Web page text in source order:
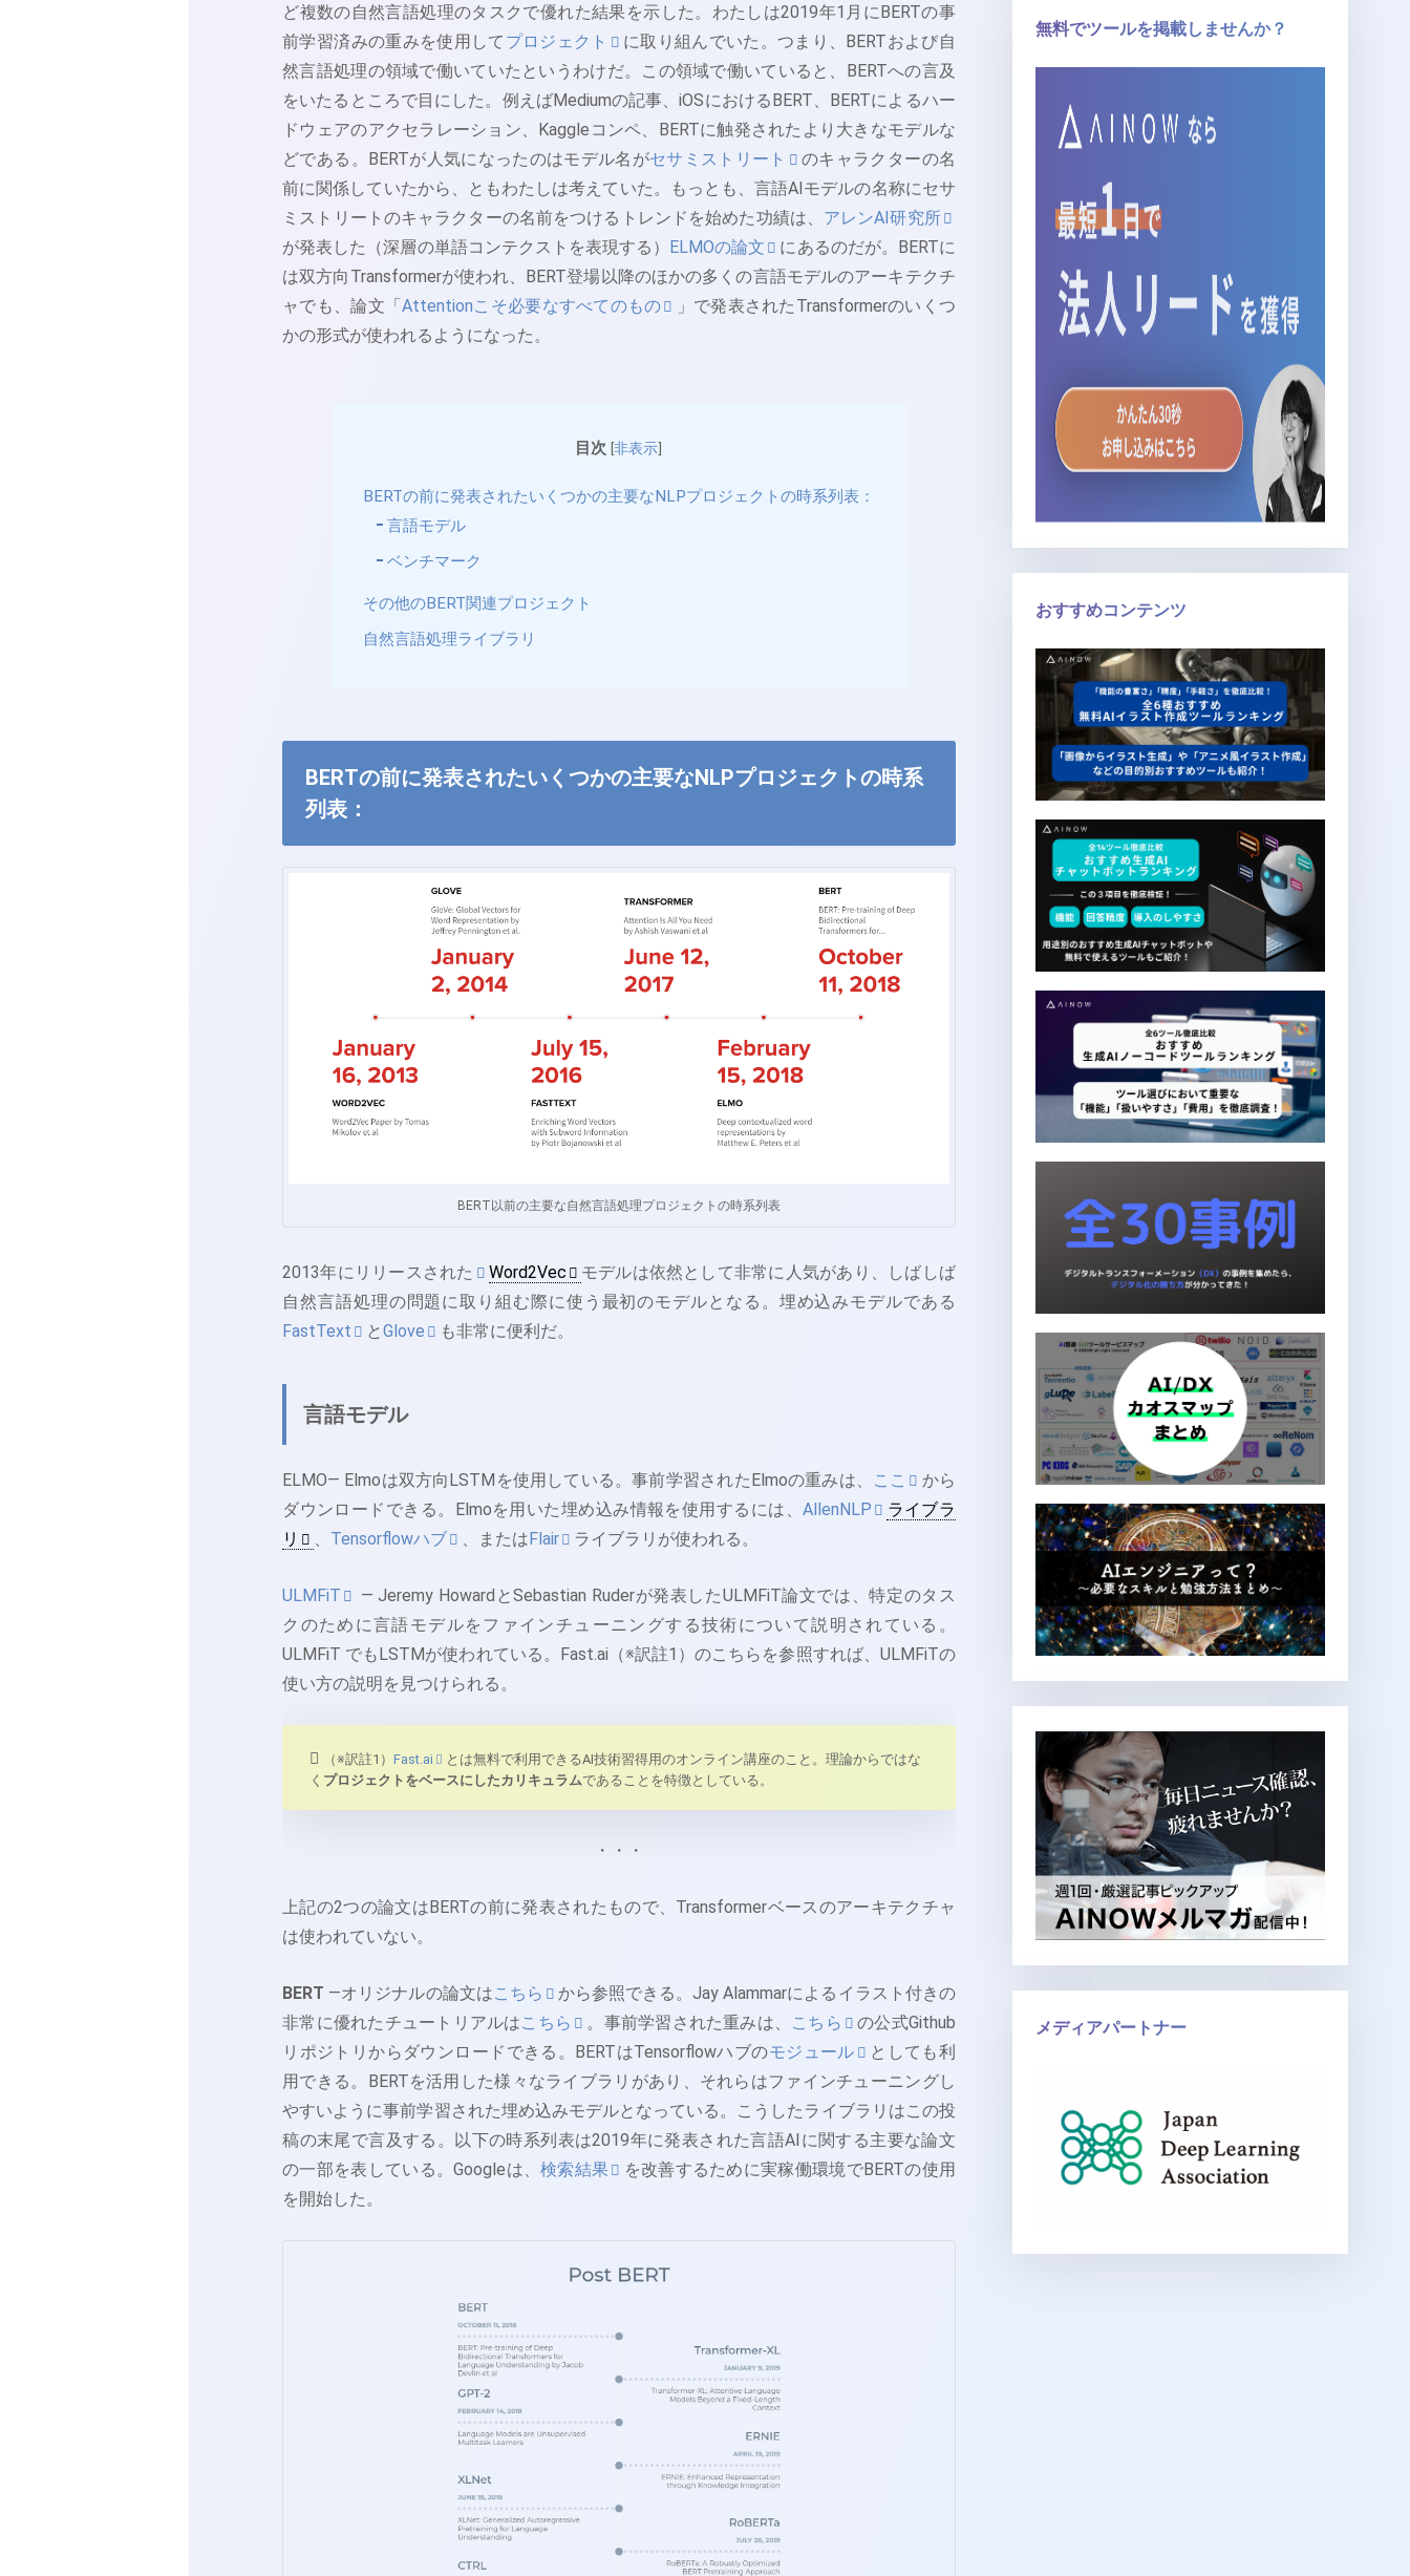
ど複数の自然言語処理のタスクで優れた結果を示した。わたしは2019年1月にBERTの事
前学習済みの重みを使用して プロジェクト
に取り組んでいた。つまり、BERTおよび自
然言語処理の領域で働いていたというわけだ。この領域で働いていると、BERTへの言及
をいたるところで目にした。例えばMediumの記事、iOSにおけるBERT、BERTによるハー
ドウェアのアクセラレーション、Kaggleコンペ、BERTに触発されたより大きなモデルな
どである。BERTが人気になったのはモデル名がセサミストリート
のキャラクターの名
前に関係していたから、ともわたしは考えていた。もっとも、言語AIモデルの名称にセサ
ミストリートのキャラクターの名前をつけるトレンドを始めた功績は、 アレンAI研究所
が発表した（深層の単語コンテクストを表現する） ELMOの論文
にあるのだが。BERTに
は双方向Transformerが使われ、BERT登場以降のほかの多くの言語モデルのアーキテクチ
ャでも、論文「Attentionこそ必要なすべてのもの
」で発表されたTransformerのいくつ
かの形式が使われるようになった。
目次 [非表示]
BERTの前に発表されたいくつかの主要なNLPプロジェクトの時系列表：
言語モデル
ベンチマーク
その他のBERT関連プロジェクト
自然言語処理ライブラリ
BERTの前に発表されたいくつかの主要なNLPプロジェクトの時系
列表：
BERT以前の主要な自然言語処理プロジェクトの時系列表
2013年にリリースされた Word2Vec
モデルは依然として非常に人気があり、しばしば
自然言語処理の問題に取り組む際に使う最初のモデルとなる。埋め込みモデルである
FastText
とGlove も非常に便利だ。
言語モデル
ELMO— Elmoは双方向LSTMを使用している。事前学習されたElmoの重みは、 ここ
から
ダウンロードできる。Elmoを用いた埋め込み情報を使用するには、AllenNLP
ライブラ
リ
、 Tensorflowハブ 、または Flair ライブラリが使われる。
ULMFiT
— Jeremy HowardとSebastian Ruderが発表したULMFiT論文では、特定のタス
クのために言語モデルをファインチューニングする技術について説明されている。
ULMFiT でもLSTMが使われている。Fast.ai（※訳註1）のこちらを参照すれば、ULMFiTの
使い方の説明を見つけられる。
（※訳註1）Fast.ai
とは無料で利用できるAI技術習得用のオンライン講座のこと。理論からではな
く プロジェクトをベースにしたカリキュラムであることを特徴としている。
・・・
上記の2つの論文はBERTの前に発表されたもので、Transformerベースのアーキテクチャ
は使われていない。
BERT —オリジナルの論文はこちら
から参照できる。Jay Alammarによるイラスト付きの
非常に優れたチュートリアルはこちら 。事前学習された重みは、 こちら
の公式Github
リポジトリからダウンロードできる。BERTはTensorflowハブのモジュール
としても利
用できる。BERTを活用した様々なライブラリがあり、それらはファインチューニングし
やすいように事前学習された埋め込みモデルとなっている。こうしたライブラリはこの投
稿の末尾で言及する。以下の時系列表は2019年に発表された言語AIに関する主要な論文
の一部を表している。Googleは、検索結果
を改善するために実稼働環境でBERTの使用
を開始した。
無料でツールを掲載しませんか？
おすすめコンテンツ
メディアパートナー